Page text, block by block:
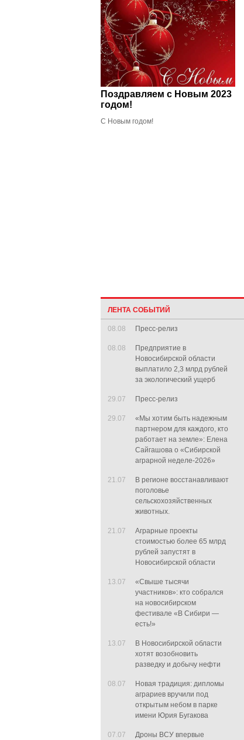
Поздравляем с Новым 2023
годом!
С Новым годом!
ЛЕНТА СОБЫТИЙ
08.08 Пресс-релиз
08.08
Предприятие в
Новосибирской области
выплатило 2,3 млрд рублей
за экологический ущерб
29.07 Пресс-релиз
29.07
«Мы хотим быть надежным
партнером для каждого, кто
работает на земле»: Елена
Сайгашова о «Сибирской
аграрной неделе-2026»
21.07
В регионе восстанавливают
поголовье
сельскохозяйственных
животных.
21.07
Аграрные проекты
стоимостью более 65 млрд
рублей запустят в
Новосибирской области
13.07
«Свыше тысячи
участников»: кто собрался
на новосибирском
фестивале «В Сибири —
есть!»
13.07
В Новосибирской области
хотят возобновить
разведку и добычу нефти
08.07
Новая традиция: дипломы
аграриев вручили под
открытым небом в парке
имени Юрия Бугакова
07.07 Дроны ВСУ впервые